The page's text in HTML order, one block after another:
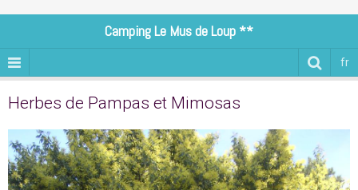
Camping Le Mus de Loup **
fr
Herbes de Pampas et Mimosas